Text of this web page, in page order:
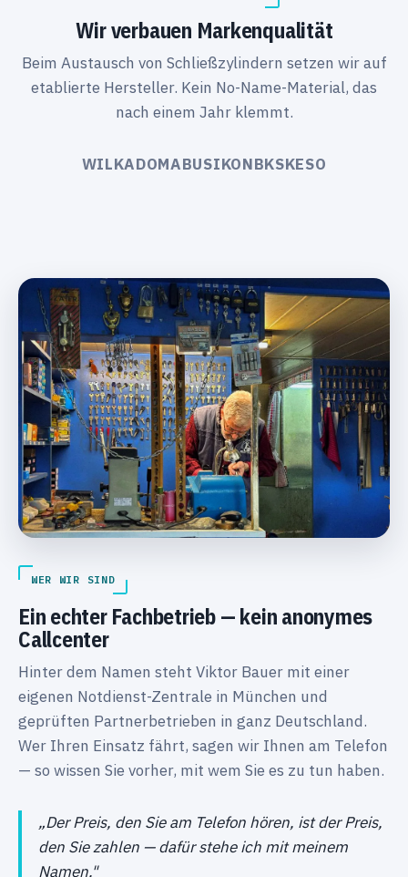
Wir verbauen Markenqualität
Beim Austausch von Schließzylindern setzen wir auf
etablierte Hersteller. Kein No-Name-Material, das
nach einem Jahr klemmt.
WILKADOMABUSIKONBKSKESO
WER WIR SIND
Ein echter Fachbetrieb — kein anonymes
Callcenter
Hinter dem Namen steht Viktor Bauer mit einer
eigenen Notdienst-Zentrale in München und
geprüften Partnerbetrieben in ganz Deutschland.
Wer Ihren Einsatz fährt, sagen wir Ihnen am Telefon
— so wissen Sie vorher, mit wem Sie es zu tun haben.
„Der Preis, den Sie am Telefon hören, ist der Preis,
den Sie zahlen — dafür stehe ich mit meinem
Namen."